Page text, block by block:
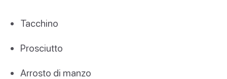
Tacchino
Prosciutto
Arrosto di manzo